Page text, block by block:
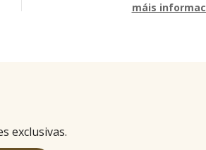
máis
exclusivas.